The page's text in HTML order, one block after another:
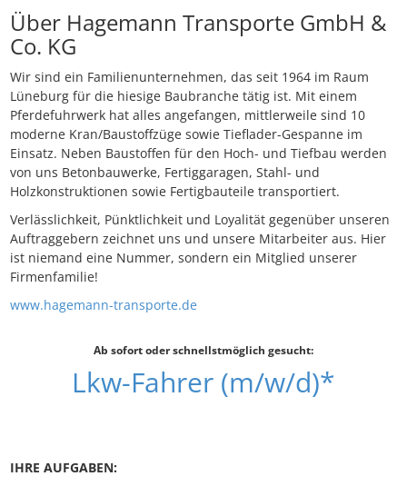
Über Hagemann Transporte GmbH &
Co. KG
Wir sind ein Familienunternehmen, das seit 1964 im Raum
Lüneburg für die hiesige Baubranche tätig ist. Mit einem
Pferdefuhrwerk hat alles angefangen, mittlerweile sind 10
moderne Kran/Baustoffzüge sowie Tieflader-Gespanne im
Einsatz. Neben Baustoffen für den Hoch- und Tiefbau werden
von uns Betonbauwerke, Fertiggaragen, Stahl- und
Holzkonstruktionen sowie Fertigbauteile transportiert.
Verlässlichkeit, Pünktlichkeit und Loyalität gegenüber unseren
Auftraggebern zeichnet uns und unsere Mitarbeiter aus. Hier
ist niemand eine Nummer, sondern ein Mitglied unserer
Firmenfamilie!
www.hagemann-transporte.de
Ab sofort oder schnellstmöglich gesucht:
Lkw-Fahrer (m/w/d)*
IHRE AUFGABEN: